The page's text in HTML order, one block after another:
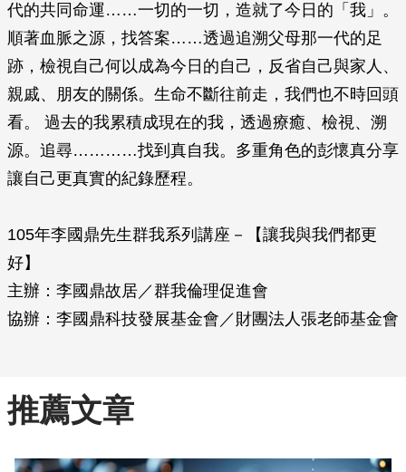
代的共同命運……一切的一切，造就了今日的「我」。
順著血脈之源，找答案……透過追溯父母那一代的足
跡，檢視自己何以成為今日的自己，反省自己與家人、
親戚、朋友的關係。生命不斷往前走，我們也不時回頭
看。 過去的我累積成現在的我，透過療癒、檢視、溯
源。追尋…………找到真自我。多重角色的彭懷真分享
讓自己更真實的紀錄歷程。
105年李國鼎先生群我系列講座－【讓我與我們都更
好】
主辦：李國鼎故居／群我倫理促進會
協辦：李國鼎科技發展基金會／財團法人張老師基金會
推薦文章